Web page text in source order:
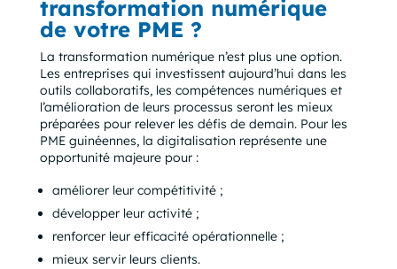
transformation numérique
de votre PME ?
La transformation numérique n’est plus une option.
Les entreprises qui investissent aujourd’hui dans les
outils collaboratifs, les compétences numériques et
l’amélioration de leurs processus seront les mieux
préparées pour relever les défis de demain. Pour les
PME guinéennes, la digitalisation représente une
opportunité majeure pour :
améliorer leur compétitivité ;
développer leur activité ;
renforcer leur efficacité opérationnelle ;
mieux servir leurs clients.